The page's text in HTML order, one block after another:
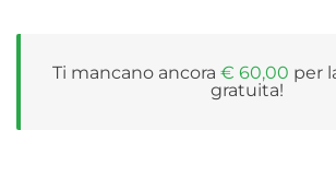
Ti mancano ancora € 60,00 per
gratuita!